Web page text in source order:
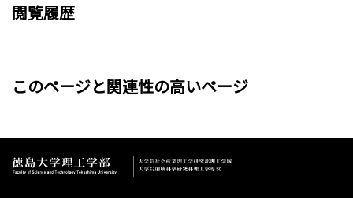
閲覧履歴
このページと関連性の高いページ